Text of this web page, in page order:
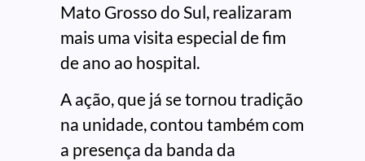
Mato Grosso do Sul, realizaram
mais uma visita especial de fim
de ano ao hospital.
A ação, que já se tornou tradição
na unidade, contou também com
a presença da banda da